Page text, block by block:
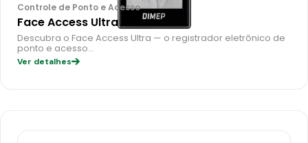
Controle de Ponto e Acesso
Face Access Ultra
Descubra o Face Access Ultra — o registrador eletrônico de
ponto e acesso…
Ver detalhes